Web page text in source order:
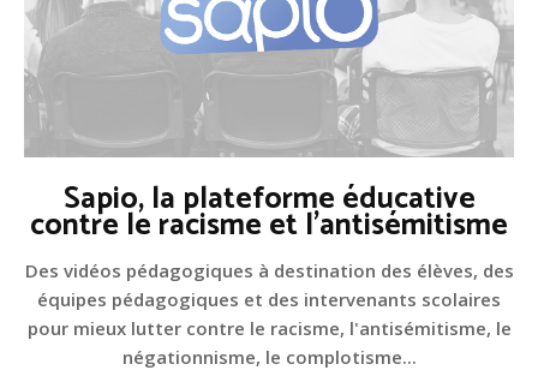
Sapio, la plateforme éducative
contre le racisme et l'antisémitisme
Des vidéos pédagogiques à destination des élèves, des
équipes pédagogiques et des intervenants scolaires
pour mieux lutter contre le racisme, l'antisémitisme, le
négationnisme, le complotisme...